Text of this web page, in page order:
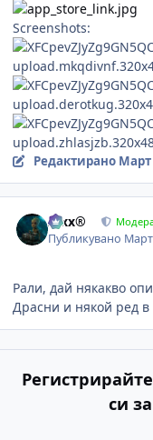
Screenshots:
Редактирано Март
Alxx®
Публикувано
Рали, дай някакво
Драсни и някой ред
си